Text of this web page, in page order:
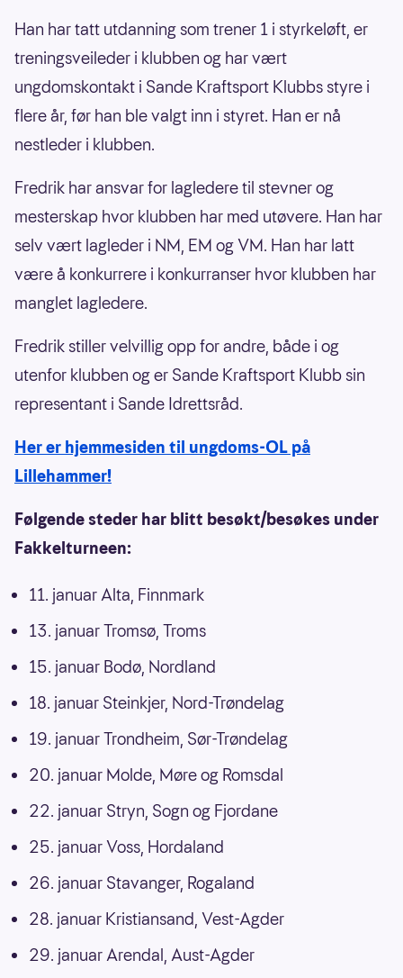
Han har tatt utdanning som trener 1 i styrkeløft, er
treningsveileder i klubben og har vært
ungdomskontakt i Sande Kraftsport Klubbs styre i
flere år, før han ble valgt inn i styret. Han er nå
nestleder i klubben.
Fredrik har ansvar for lagledere til stevner og
mesterskap hvor klubben har med utøvere. Han har
selv vært lagleder i NM, EM og VM. Han har latt
være å konkurrere i konkurranser hvor klubben har
manglet lagledere.
Fredrik stiller velvillig opp for andre, både i og
utenfor klubben og er Sande Kraftsport Klubb sin
representant i Sande Idrettsråd.
Her er hjemmesiden til ungdoms-OL på
Lillehammer!
Følgende steder har blitt besøkt/besøkes under
Fakkelturneen:
11. januar Alta, Finnmark
13. januar Tromsø, Troms
15. januar Bodø, Nordland
18. januar Steinkjer, Nord-Trøndelag
19. januar Trondheim, Sør-Trøndelag
20. januar Molde, Møre og Romsdal
22. januar Stryn, Sogn og Fjordane
25. januar Voss, Hordaland
26. januar Stavanger, Rogaland
28. januar Kristiansand, Vest-Agder
29. januar Arendal, Aust-Agder